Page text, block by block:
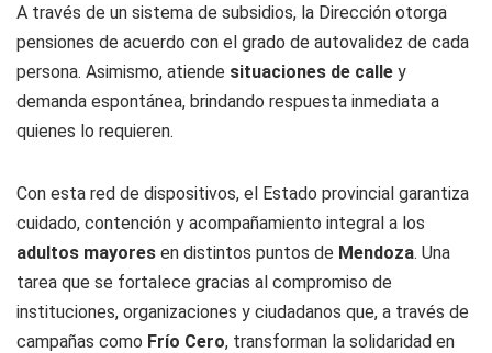
A través de un sistema de subsidios, la Dirección otorga
pensiones de acuerdo con el grado de autovalidez de cada
persona. Asimismo, atiende situaciones de calle y
demanda espontánea, brindando respuesta inmediata a
quienes lo requieren.
Con esta red de dispositivos, el Estado provincial garantiza
cuidado, contención y acompañamiento integral a los
adultos mayores en distintos puntos de Mendoza. Una
tarea que se fortalece gracias al compromiso de
instituciones, organizaciones y ciudadanos que, a través de
campañas como Frío Cero, transforman la solidaridad en